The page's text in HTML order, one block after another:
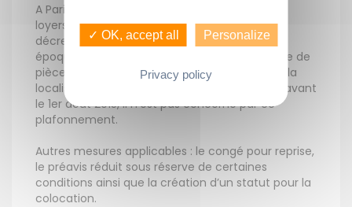
A Paris intra-muros, depuis le 1er août 2015, les
loyers sont plafonnés. Ce plafond est fixé par
décret. Quatre critères sont pris en compte :
époque de construction du logement, nombre de
pièces, location vide ou meublée et ainsi que la
localisation du bien loué. Si le bail a été signé avant
le 1er août 2015, il n’est pas concerné par ce
plafonnement.
Autres mesures applicables : le congé pour reprise,
le préavis réduit sous réserve de certaines
conditions ainsi que la création d’un statut pour la
colocation.
✓ OK, accept all Personalize
Privacy policy